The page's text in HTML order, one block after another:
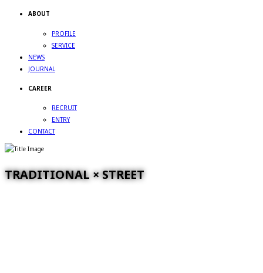
ABOUT
PROFILE
SERVICE
NEWS
JOURNAL
CAREER
RECRUIT
ENTRY
CONTACT
TRADITIONAL × STREET